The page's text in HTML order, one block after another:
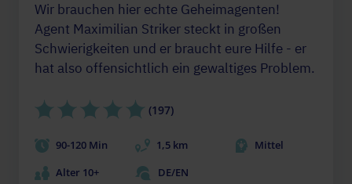
Wir brauchen hier echte Geheimagenten!
Agent Maximilian Striker steckt in großen
Schwierigkeiten und er braucht eure Hilfe - er
hat also offensichtlich ein gewaltiges Problem.
(197)
90-120 Min 1,5 km
Mittel
Alter 10+
DE/EN